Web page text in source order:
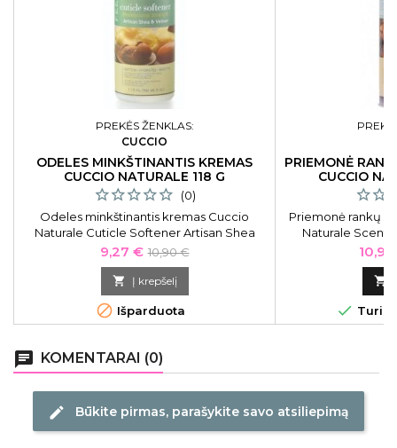
PREKĖS ŽENKLAS:
CUCCIO
ODELES MINKŠTINANTIS KREMAS
CUCCIO NATURALE 118 G
(0)
Odeles minkštinantis kremas Cuccio
Naturale Cuticle Softener Artisan Shea
&amp; Vetiver 3263 CNSC6313, 118 g
Kaina
9,27 € Bazinė
kaina
10,90 €
 Į krepšelį
 Išparduota
PRIEMONĖ
CUCCIO
Priemonė rankų ir
Naturale
&amp; Sugar
Kaina


chat KOMENTARAI (0)
edit Būkite pirmas, parašykite savo atsiliepimą